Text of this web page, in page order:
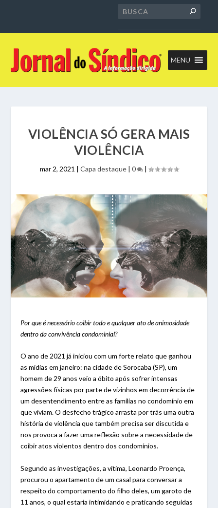
MENU
VIOLÊNCIA SÓ GERA MAIS
VIOLÊNCIA
mar 2, 2021 | Capa destaque| 0 |
Por que é necessário coibir todo e qualquer ato de animosidade
dentro da convivência condominial?
O ano de 2021 já iniciou com um forte relato que ganhou
as mídias em janeiro: na cidade de Sorocaba (SP), um
homem de 29 anos veio a óbito após sofrer intensas
agressões físicas por parte de vizinhos em decorrência de
um desentendimento entre as famílias no condomínio em
que viviam. O desfecho trágico arrasta por trás uma outra
história de violência que também precisa ser discutida e
nos provoca a fazer uma reflexão sobre a necessidade de
coibir atos violentos dentro dos condomínios.
Segundo as investigações, a vítima, Leonardo Proença,
procurou o apartamento de um casal para conversar a
respeito do comportamento do filho deles, um garoto de
11 anos, o qual estaria intimidando e praticando seguidas